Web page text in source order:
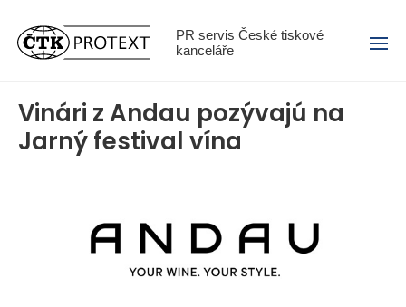
PR servis České tiskové
kanceláře
Menu
Vinári z Andau pozývajú na
Jarný festival vína